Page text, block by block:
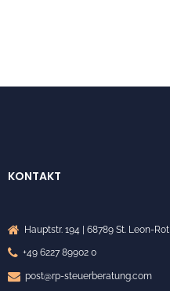
KONTAKT
Hauptstr. 194 | 68789 St. Leon-Rot
+49 6227 89902 0
post@rp-steuerberatung.com